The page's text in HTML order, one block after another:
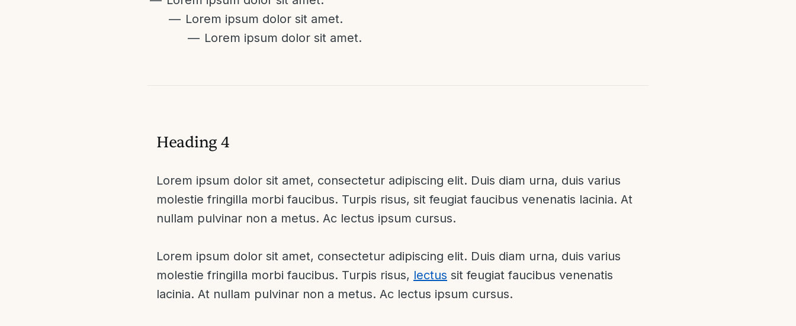
Lorem ipsum dolor sit amet.
Lorem ipsum dolor sit amet.
Heading 4
Lorem ipsum dolor sit amet, consectetur adipiscing elit. Duis diam urna, duis varius
molestie fringilla morbi faucibus. Turpis risus, sit feugiat faucibus venenatis lacinia. At
nullam pulvinar non a metus. Ac lectus ipsum cursus.
Lorem ipsum dolor sit amet, consectetur adipiscing elit. Duis diam urna, duis varius
molestie fringilla morbi faucibus. Turpis risus, lectus sit feugiat faucibus venenatis
lacinia. At nullam pulvinar non a metus. Ac lectus ipsum cursus.